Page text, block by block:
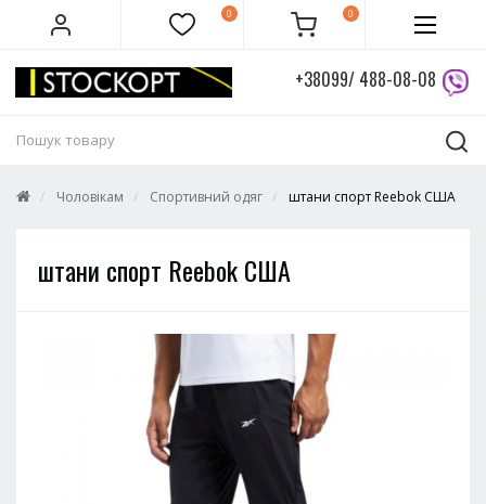
0 0
+38099/ 488-08-08
Чоловікам Спортивний одяг штани спорт Reebok США
штани спорт Reebok США